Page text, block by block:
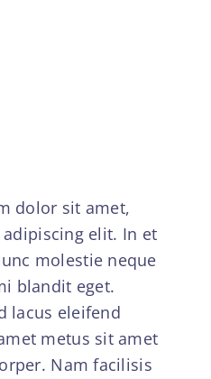
dolor sit amet,
elit. In et
molestie neque
blandit eget.
lacus eleifend
metus sit amet
Nam facilisis